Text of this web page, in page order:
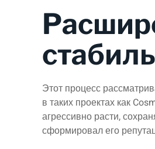
Этот процесс
в таких проектах как
агрессивно расти,
сформировал его